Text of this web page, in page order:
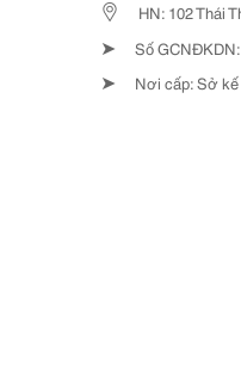
HN: 102 Thái
➤ Số
➤ Nơi cấp: Sở kế